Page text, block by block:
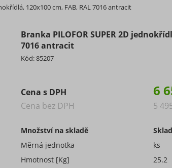
120x100 cm, FAB, RAL 7016 antracit
Branka PILOFOR SUPER 2D
7016 antracit
Kód:85207
Cena s DPH 6
Cena bez DPH 5
Množství na skladě
Měrná jednotka
ks
Hmotnost [Kg]
25.2